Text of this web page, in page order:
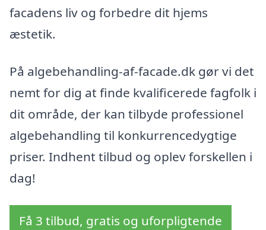
facadens liv og forbedre dit hjems
æstetik.
På algebehandling-af-facade.dk gør vi det
nemt for dig at finde kvalificerede fagfolk i
dit område, der kan tilbyde professionel
algebehandling til konkurrencedygtige
priser. Indhent tilbud og oplev forskellen i
dag!
Få 3 tilbud, gratis og uforpligtende